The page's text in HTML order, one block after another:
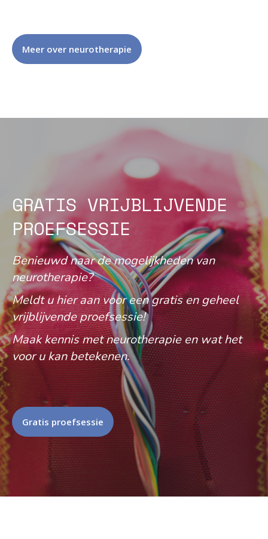
Meer over neurotherapie
GRATIS VRIJBLIJVENDE
PROEFSESSIE
Benieuwd naar de mogelijkheden van
neurotherapie?
Meldt u hier aan voor een gratis en geheel
vrijblijvende proefsessie!
Maak kennis met neurotherapie en wat het
voor u kan betekenen.
Gratis proefsessie